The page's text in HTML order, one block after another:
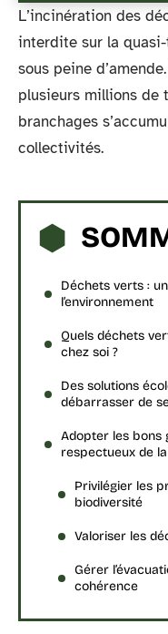
L’incinération des
interdite sur la
sous peine
plusieurs millions de
branchages
collectivités.
Déchets verts :
l’environnement
Quels déchets
chez soi ?
Des solutions
débarrasser de
Adopter les bons
respectueux de
Privilégier les
biodiversité
Valoriser les
Gérer
cohérence